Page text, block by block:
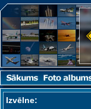
Izvēlne: